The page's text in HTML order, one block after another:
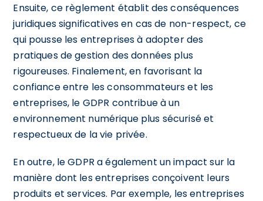
Ensuite, ce règlement établit des conséquences
juridiques significatives en cas de non-respect, ce
qui pousse les entreprises à adopter des
pratiques de gestion des données plus
rigoureuses. Finalement, en favorisant la
confiance entre les consommateurs et les
entreprises, le GDPR contribue à un
environnement numérique plus sécurisé et
respectueux de la vie privée.
En outre, le GDPR a également un impact sur la
manière dont les entreprises conçoivent leurs
produits et services. Par exemple, les entreprises